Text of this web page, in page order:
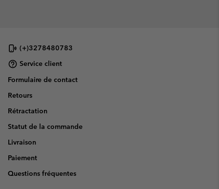
(+)3278480783
Service client
Formulaire de contact
Retours
Rétractation
Statut de la commande
Livraison
Paiement
Questions fréquentes